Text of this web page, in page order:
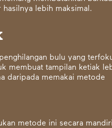
hasilnya lebih maksimal.
bulu yang
membuat tampilan ketiak
daripada memakai metode
metode ini secara